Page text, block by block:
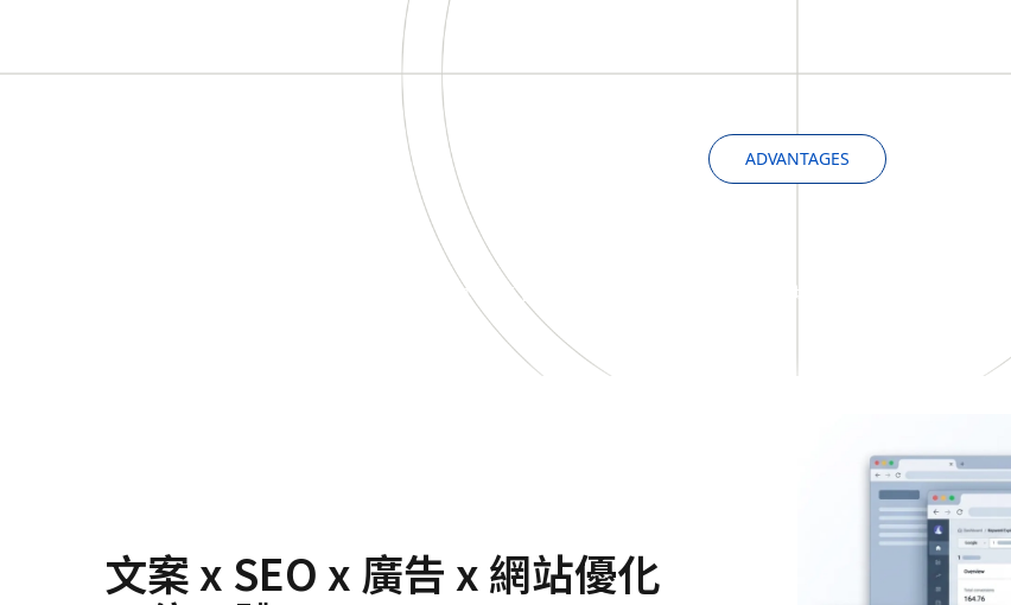
ADVANTAGES
在眾多 SEO 服務供應商中，HK Weber 以專業整合能力與本地市場經驗，為你提供與眾不
文案 x SEO x 廣告 x 網站優化